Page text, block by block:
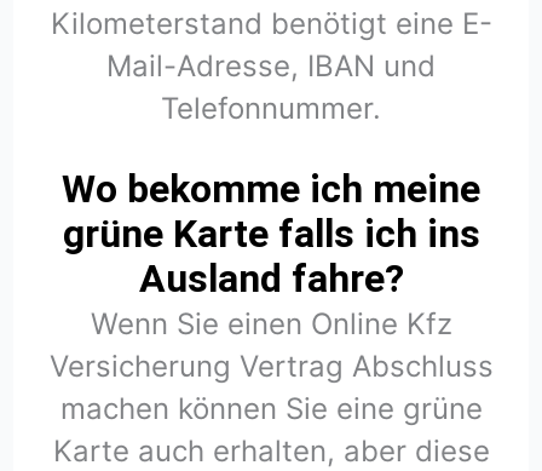
Kilometerstand benötigt eine E-
Mail-Adresse, IBAN und
Telefonnummer.
Wo bekomme ich meine
grüne Karte falls ich ins
Ausland fahre?
Wenn Sie einen Online Kfz
Versicherung Vertrag Abschluss
machen können Sie eine grüne
Karte auch erhalten, aber diese